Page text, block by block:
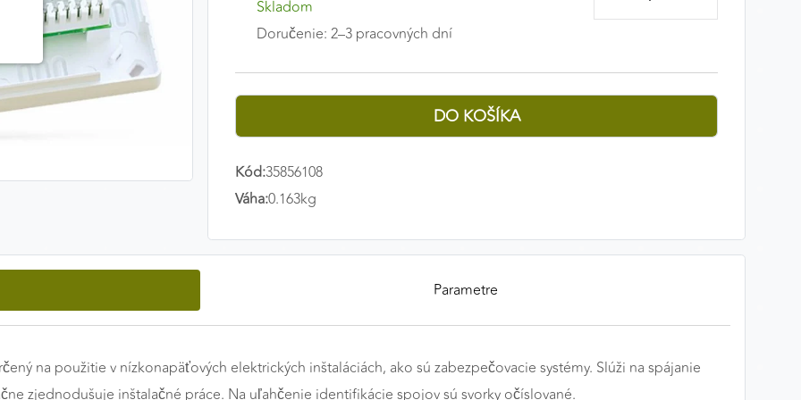
Skladom
Doručenie: 2–3 pracovných dní
Kód:35856108
Váha:0.163kg
Parametre
na použitie v nízkonapäťových elektrických inštaláciách, ako sú zabezpečovacie systémy. Slúži na spájanie
zjednodušuje inštalačné práce. Na uľahčenie identifikácie spojov sú svorky očíslované.